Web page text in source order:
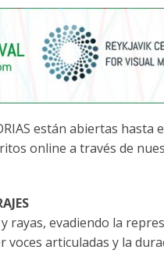
están abiertas
online a través de
evadiendo la
articuladas y la